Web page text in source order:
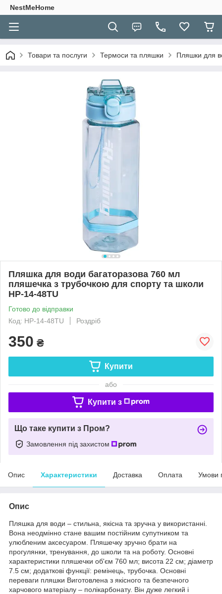
NestMeHome
Товари та послуги Термоси та пляшки Пляшки для
Пляшка для води багаторазова 760 мл
пляшечка з трубочкою для спорту та школи
HP-14-48TU
Готово до відправки
Код: HP-14-48TU
Роздріб
350 ₴
Купити
або
Купити з
Що таке купити з Пром?
Замовлення під захистом
Опис Характеристики Доставка Оплата Умови
Опис
Пляшка для води – стильна, якісна та зручна у використанні.
Вона неодмінно стане вашим постійним супутником та
улюбленим аксесуаром. Пляшечку зручно брати на
прогулянки, тренування, до школи та на роботу. Основні
характеристики пляшечки об'єм 760 мл; висота 22 см; діаметр
7.5 см; додаткові функції: ремінець, трубочка. Основні
переваги пляшки Виготовлена з якісного та безпечного
харчового матеріалу – полікарбонату. Він дуже легкий і